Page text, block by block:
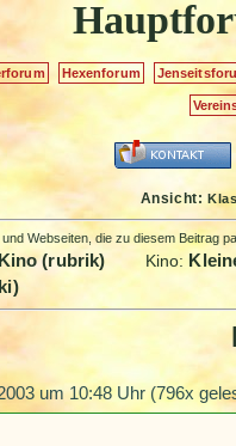
Hexenforum
Ansicht:
Webseiten, die zu diesem Beitrag
Kino (rubrik) Kino:
um 10:48 Uhr(796x